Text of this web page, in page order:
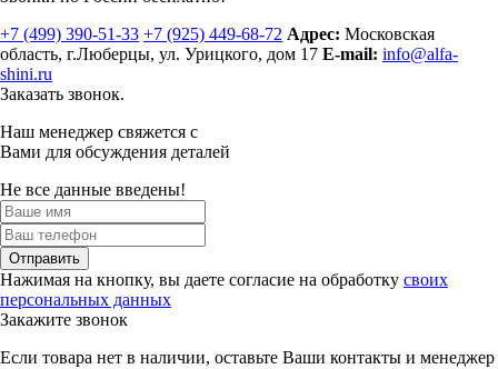
+7 (499) 390-51-33 +7 (925) 449-68-72 Адрес: Московская
область, г.Люберцы, ул. Урицкого, дом 17 E-mail: info@alfa-
shini.ru
Заказать звонок.
Наш менеджер свяжется с
Вами для обсуждения деталей
Не все данные введены!
Отправить
Нажимая на кнопку, вы даете согласие на обработку своих
персональных данных
Закажите звонок
Если товара нет в наличии, оставьте Ваши контакты и менеджер